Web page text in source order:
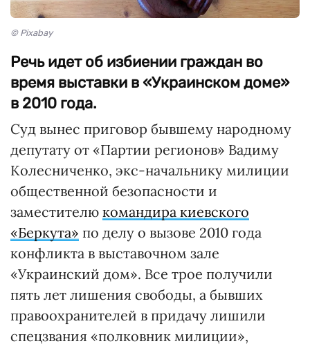
© Pixabay
Речь идет об избиении граждан во
время выставки в «Украинском доме»
в 2010 года.
Суд вынес приговор бывшему народному
депутату от «Партии регионов» Вадиму
Колесниченко, экс-начальнику милиции
общественной безопасности и
заместителю командира киевского
«Беркута» по делу о вызове 2010 года
конфликта в выставочном зале
«Украинский дом». Все трое получили
пять лет лишения свободы, а бывших
правоохранителей в придачу лишили
спецзвания «полковник милиции»,